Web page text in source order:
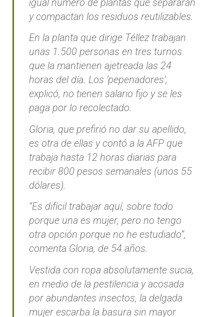
igual número de plantas que separaran
y compactan los residuos reutilizables.
En la planta que dirige Téllez trabajan
unas 1.500 personas en tres turnos
que la mantienen ajetreada las 24
horas del día. Los ‘pepenadores’,
explicó, no tienen salario fijo y se les
paga por lo recolectado.
Gloria, que prefirió no dar su apellido,
es otra de ellas y contó a la AFP que
trabaja hasta 12 horas diarias para
recibir 800 pesos semanales (unos 55
dólares).
“Es difícil trabajar aquí, sobre todo
porque una es mujer, pero no tengo
otra opción porque no he estudiado”,
comenta Gloria, de 54 años.
Vestida con ropa absolutamente sucia,
en medio de la pestilencia y acosada
por abundantes insectos, la delgada
mujer escarba la basura sin mayor